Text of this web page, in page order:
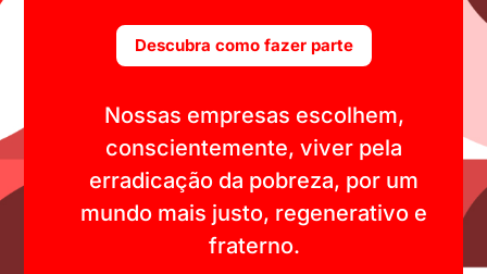
Descubra como fazer parte
Nossas empresas escolhem,
conscientemente, viver pela
erradicação da pobreza, por um
mundo mais justo, regenerativo e
fraterno.